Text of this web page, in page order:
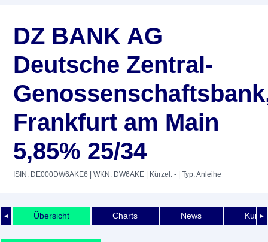
DZ BANK AG
Deutsche Zentral-
Frankfurt am Main
5,85% 25/34
ISIN: DE000DW6AKE6 | WKN: DW6AKE | Kürzel: - | Typ: Anleihe
◄ ►
Übersicht Charts News